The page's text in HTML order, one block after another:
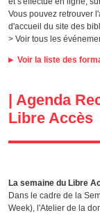
Vous pouvez retrouver
d'accueil du site des
> Voir tous les
Voir la liste des
| Agenda
Libre Accès
La semaine du Libre
Dans le cadre de la
Week), l'Atelier de la